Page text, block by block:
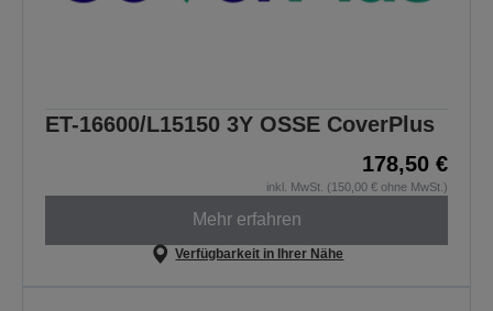
ET-16600/L15150 3Y OSSE CoverPlus
178,50 €
inkl. MwSt. (150,00 € ohne MwSt.)
Mehr erfahren
Verfügbarkeit in Ihrer Nähe